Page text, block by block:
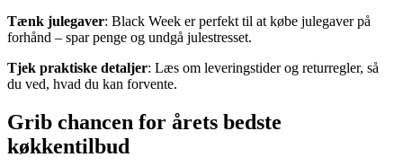
Tænk julegaver: Black Week er perfekt til at købe julegaver på
forhånd – spar penge og undgå julestresset.
Tjek praktiske detaljer: Læs om leveringstider og returregler, så
du ved, hvad du kan forvente.
Grib chancen for årets bedste
køkkentilbud